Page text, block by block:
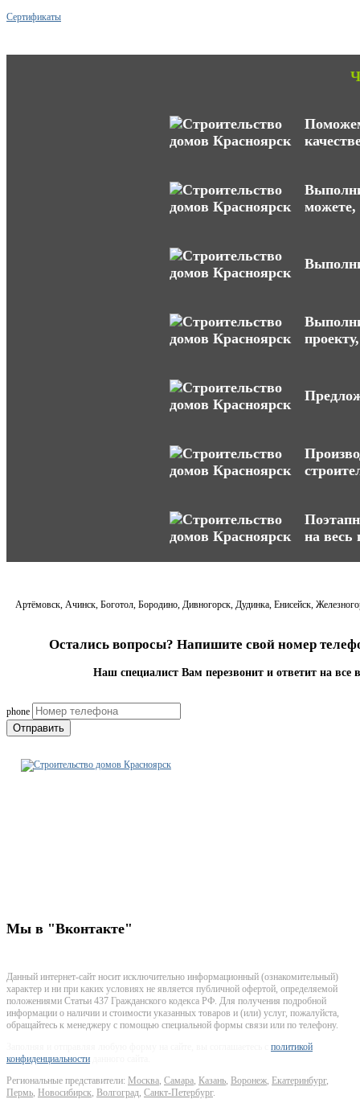
Сертификаты
можете,
на весь
Артёмовск, Ачинск, Боготол, Бородино, Дивногорск, Дудинка, Енисейск,
Остались вопросы? Напишите свой номер
Наш специалист Вам перезвонит и ответит на все
phone
Отправить
Мы в "Вконтакте"
Данный интернет-сайт носит исключительно информационный (ознакомительный)
характер и ни при каких условиях не является публичной офертой, определяемой
положениями Статьи 437 Гражданского кодекса РФ. Для получения подробной
информации о наличии и стоимости указанных товаров и (или) услуг, пожалуйста,
обращайтесь к менеджеру с помощью специальной формы связи или по телефону.
политикой
конфиденциальности
Региональные представители: Москва, Самара, Казань, Воронеж, Екатеринбург,
Пермь, Новосибирск, Волгоград, Санкт-Петербург.